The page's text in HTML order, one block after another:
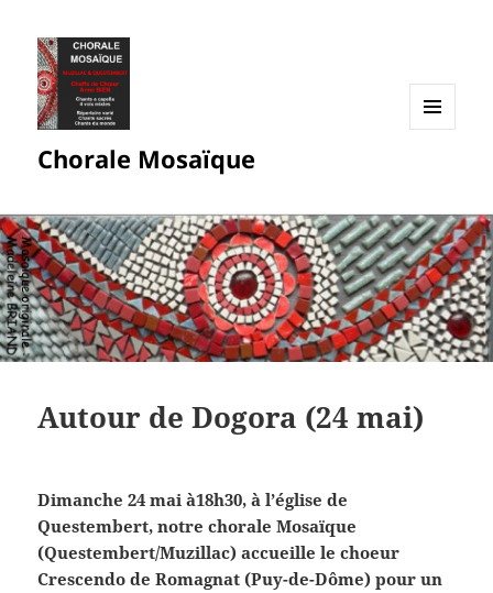
Chorale Mosaïque
Autour de Dogora (24 mai)
Dimanche 24 mai à18h30, à l’église de
Questembert, notre chorale Mosaïque
(Questembert/Muzillac) accueille le choeur
Crescendo de Romagnat (Puy-de-Dôme) pour un